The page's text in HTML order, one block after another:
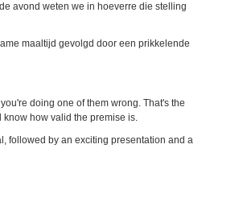
avond weten we in hoeverre die stelling
maaltijd gevolgd door een prikkelende
doing one of them wrong. That's the
know how valid the premise is.
followed by an exciting presentation and a